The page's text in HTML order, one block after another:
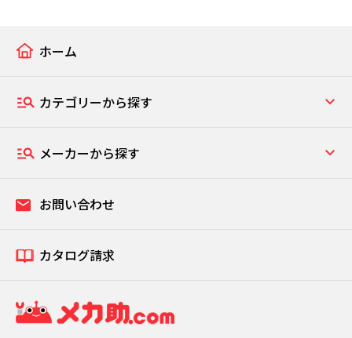
ホーム
カテゴリーから探す
メーカーから探す
お問い合わせ
カタログ請求